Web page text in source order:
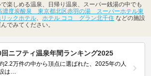
楽しめる温泉、日帰り温泉、スーパー銭湯の中でも
濃度炭酸泉 東京都北区赤羽の湯 スーパーホテル東
ックホテル ホテル ココ グラン北千住 などの施設
でみてください。
ニフティ温泉年間ランキング2025
2.2万件の中から頂点に選ばれた、2025年の人
は…